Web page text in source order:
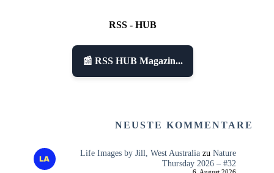
RSS - HUB
📰 RSS HUB Magazin...
NEUSTE KOMMENTARE
Life Images by Jill, West Australiazu Nature
Thursday 2026 – #32